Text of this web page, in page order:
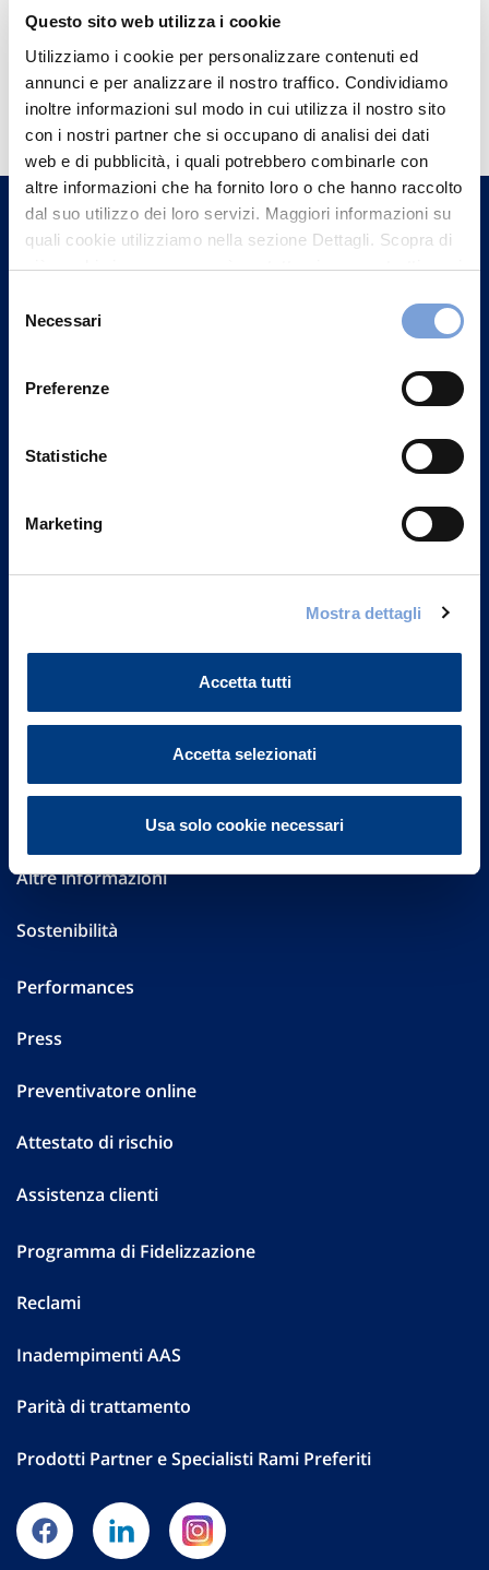
Questo sito web utilizza i cookie
Utilizziamo i cookie per personalizzare contenuti ed
annunci e per analizzare il nostro traffico. Condividiamo
inoltre informazioni sul modo in cui utilizza il nostro sito
con i nostri partner che si occupano di analisi dei dati
web e di pubblicità, i quali potrebbero combinarle con
altre informazioni che ha fornito loro o che hanno raccolto
dal suo utilizzo dei loro servizi. Maggiori informazioni su
quali cookie utilizziamo nella sezione Dettagli. Scopra di
più su chi siamo, come può contattarci e come trattiamo i
può trovare nel footer del sito nella sezione "Informativa
delNecessari
Preferenze
Statistiche
Marketing
Mostra dettagli
Accetta tutti
Accetta selezionati
Usa solo cookie necessari
Hai bisogno di
informazioni?
Trova l'Agenzia più vicina a te e parla con
un nostro Agente.
Contattaci
FAQ
Investor Relations
Altre informazioni
Sostenibilità
Performances
Press
Preventivatore online
Attestato di rischio
Assistenza clienti
Programma di Fidelizzazione
Reclami
Inadempimenti AAS
Parità di trattamento
Prodotti Partner e Specialisti Rami Preferiti